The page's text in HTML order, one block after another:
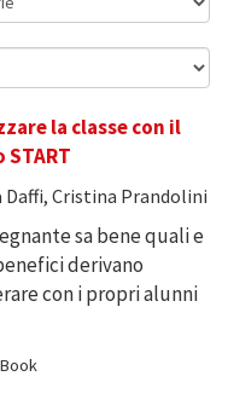
la classe con il
Daffi, Cristina Prandolini
sa bene quali e
derivano
con i propri alunni